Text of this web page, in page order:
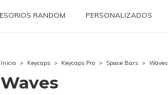
RANDOM PERSONALIZADOS
Inicio > Keycaps > Keycaps Pro > Space Bars > Waves
Waves